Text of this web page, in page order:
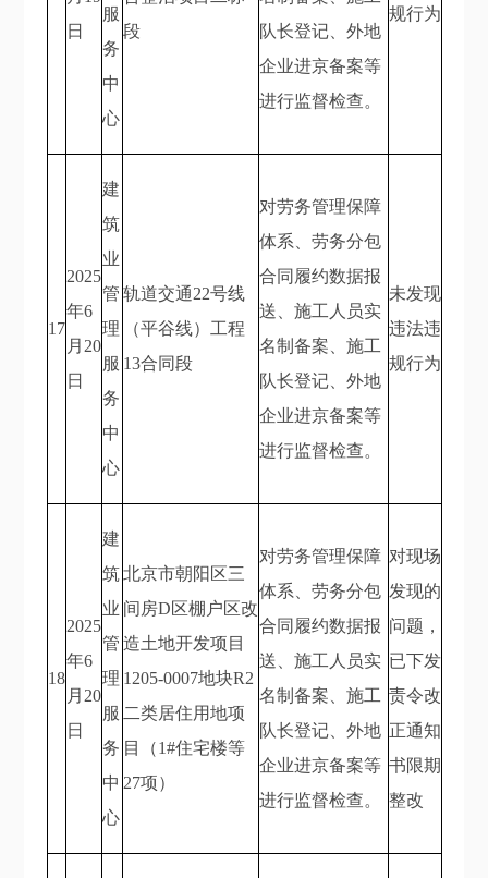
日
服
务
中
心
段
队长登记、外地
企业进京备案等
进行监督检查。
规行为
17
2025
年6
月20
日
建
筑
业
管
理
服
务
中
心
轨道交通22号线
（平谷线）工程
13合同段
对劳务管理保障
体系、劳务分包
合同履约数据报
送、施工人员实
名制备案、施工
队长登记、外地
企业进京备案等
进行监督检查。
未发现
违法违
规行为
18
2025
年6
月20
日
建
筑
业
管
理
服
务
中
心
北京市朝阳区三
间房D区棚户区改
造土地开发项目
1205-0007地块R2
二类居住用地项
目（1#住宅楼等
27项）
对劳务管理保障
体系、劳务分包
合同履约数据报
送、施工人员实
名制备案、施工
队长登记、外地
企业进京备案等
进行监督检查。
对现场
发现的
问题，
已下发
责令改
正通知
书限期
整改